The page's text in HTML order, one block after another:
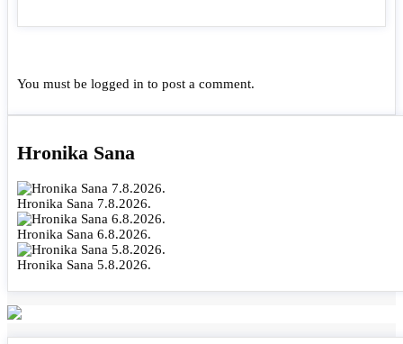
You must be logged in to post a comment.
Hronika Sana
Hronika Sana 7.8.2026.
Hronika Sana 6.8.2026.
Hronika Sana 5.8.2026.